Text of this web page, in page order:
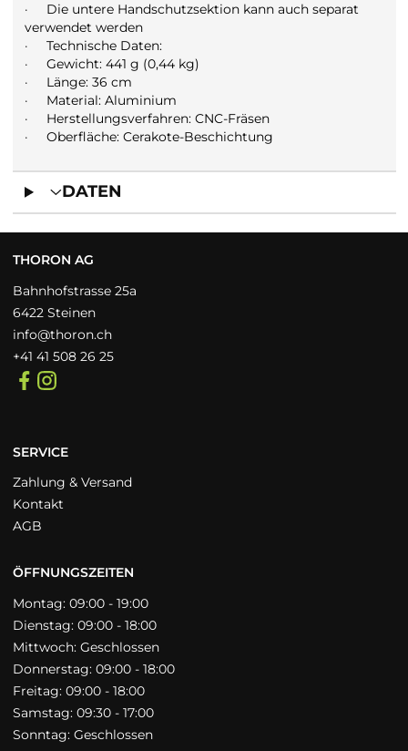
· Die untere Handschutzsektion kann auch separat
verwendet werden
· Technische Daten:
· Gewicht: 441 g (0,44 kg)
· Länge: 36 cm
· Material: Aluminium
· Herstellungsverfahren: CNC-Fräsen
· Oberfläche: Cerakote-Beschichtung
DATEN
THORON AG
Bahnhofstrasse 25a
6422 Steinen
info@thoron.ch
+41 41 508 26 25
SERVICE
Zahlung & Versand
Kontakt
AGB
ÖFFNUNGSZEITEN
Montag: 09:00 - 19:00
Dienstag: 09:00 - 18:00
Mittwoch: Geschlossen
Donnerstag: 09:00 - 18:00
Freitag: 09:00 - 18:00
Samstag: 09:30 - 17:00
Sonntag: Geschlossen